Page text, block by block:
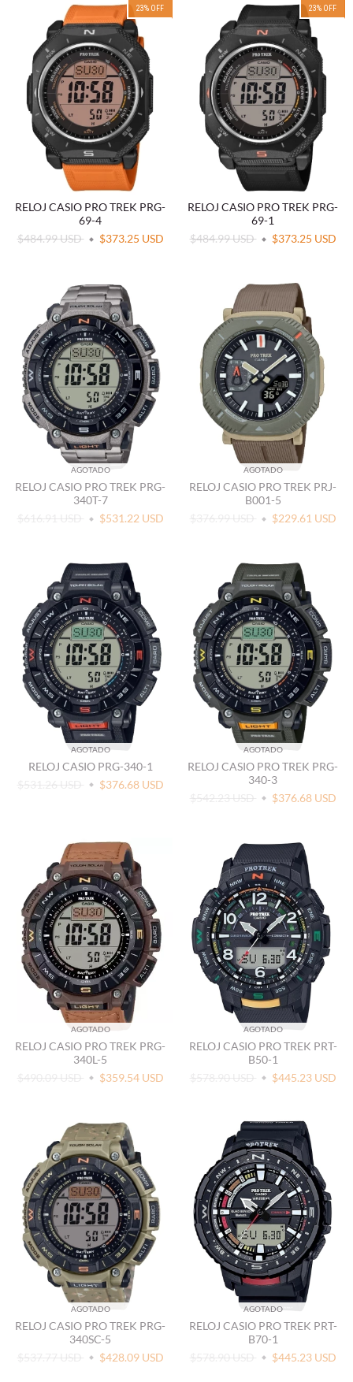
23% OFF
RELOJ CASIO PRO TREK PRG-
69-4
$484.99 USD
$373.25 USD
23% OFF
RELOJ CASIO PRO TREK PRG-
69-1
$484.99 USD
$373.25 USD
AGOTADO
RELOJ CASIO PRO TREK PRG-
340T-7
$616.91 USD
$531.22 USD
AGOTADO
RELOJ CASIO PRO TREK PRJ-
B001-5
$376.99 USD
$229.61 USD
AGOTADO
RELOJ CASIO PRG-340-1
$531.26 USD
$376.68 USD
AGOTADO
RELOJ CASIO PRO TREK PRG-
340-3
$542.23 USD
$376.68 USD
AGOTADO
RELOJ CASIO PRO TREK PRG-
340L-5
$490.09 USD
$359.54 USD
AGOTADO
RELOJ CASIO PRO TREK PRT-
B50-1
$578.90 USD
$445.23 USD
AGOTADO
RELOJ CASIO PRO TREK PRG-
340SC-5
$537.77 USD
$428.09 USD
AGOTADO
RELOJ CASIO PRO TREK PRT-
B70-1
$578.90 USD
$445.23 USD